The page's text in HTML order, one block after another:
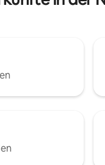
Terrasse aus.